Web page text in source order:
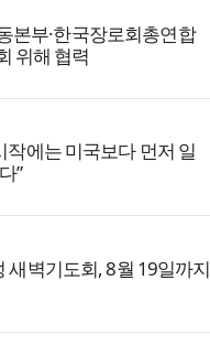
본부·한국장로회총연합
위해 협력
작에는 미국보다 먼저 일
”
새벽기도회, 8월 19일까지